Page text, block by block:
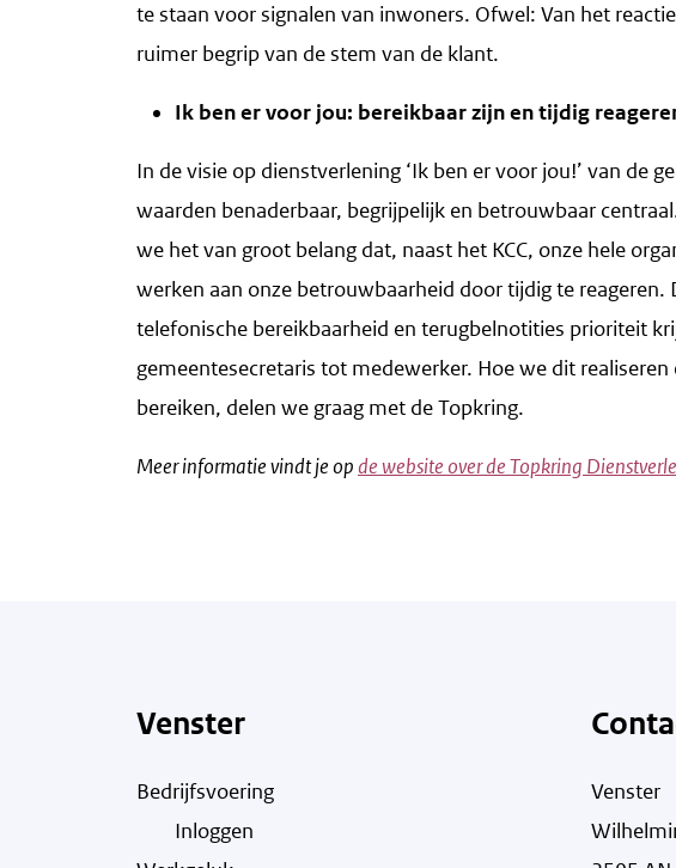
te staan voor signalen van inwoners. Ofwel: Van het
ruimer begrip van de stem van de klant.
Ik ben er voor jou: bereikbaar zijn en tijdig
In de visie op dienstverlening ‘Ik ben er voor jou!’ van de
waarden benaderbaar, begrijpelijk en betrouwbaar
we het van groot belang dat, naast het KCC, onze hele
werken aan onze betrouwbaarheid door tijdig te
telefonische bereikbaarheid en terugbelnotities prioriteit
gemeentesecretaris tot medewerker. Hoe we dit
bereiken, delen we graag met de Topkring.
Meer informatie vindt je opde website over de Topkring
Venster
Bedrijfsvoering
Inloggen
Venster